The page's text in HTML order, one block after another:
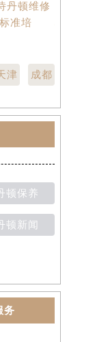
丹顿维修
准培
津 成都
顿保养
顿新闻
务